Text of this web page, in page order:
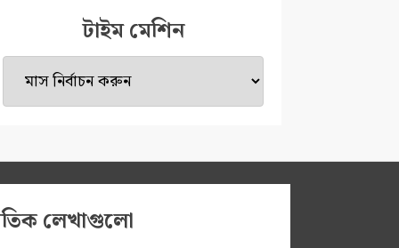
টাইম মেশিন
টাইম
মেশিন
লেখাগুলো